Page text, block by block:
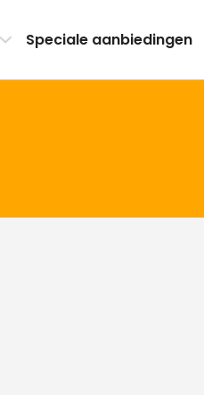
Speciale aanbiedingen